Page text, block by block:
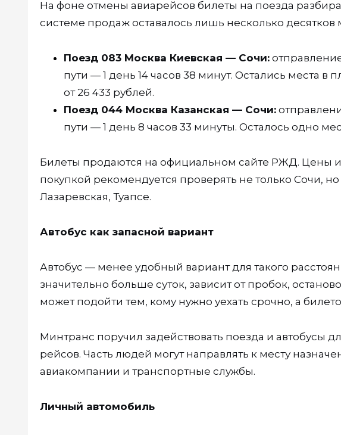
На фоне отмены авиарейсов билеты на поезда
системе продаж оставалось лишь несколько десятков
Поезд 083 Москва Киевская — Сочи:
пути — 1 день 14 часов 38 минут. Остались места в
от 26 433 рублей.
Поезд 044 Москва Казанская — Сочи:
пути — 1 день 8 часов 33 минуты. Осталось одно
Билеты продаются на официальном сайте РЖД. Цены
покупкой рекомендуется проверять не только Сочи,
Лазаревская, Туапсе.
Автобус как запасной вариант
Автобус — менее удобный вариант для такого
значительно больше суток, зависит от пробок,
может подойти тем, кому нужно уехать срочно, а
Минтранс поручил задействовать поезда и автобусы
рейсов. Часть людей могут направлять к месту
авиакомпании и транспортные службы.
Личный автомобиль